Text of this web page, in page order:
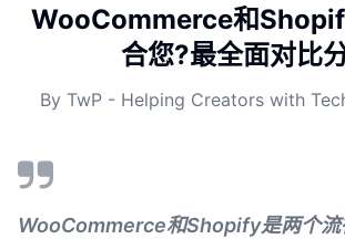
WooCommerce和
合您?最全面对比
By TwP - Helping Creators with
WooCommerce和Shopify是两个流